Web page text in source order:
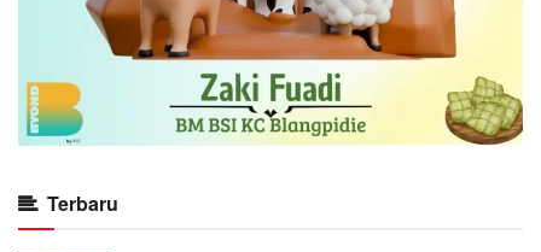
Terbaru